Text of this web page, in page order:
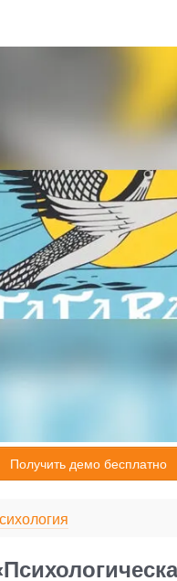
Получить демо бесплатно